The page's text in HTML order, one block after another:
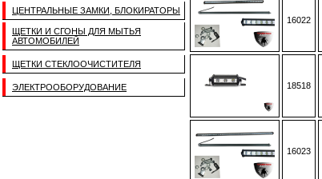
ЦЕНТРАЛЬНЫЕ ЗАМКИ, БЛОКИРАТОРЫ
ЩЕТКИ И СГОНЫ ДЛЯ МЫТЬЯ
АВТОМОБИЛЕЙ
ЩЕТКИ СТЕКЛООЧИСТИТЕЛЯ
ЭЛЕКТРООБОРУДОВАНИЕ
16022
18518
16023